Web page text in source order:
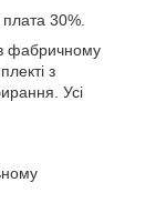
30%.
фабричному
з
Усі